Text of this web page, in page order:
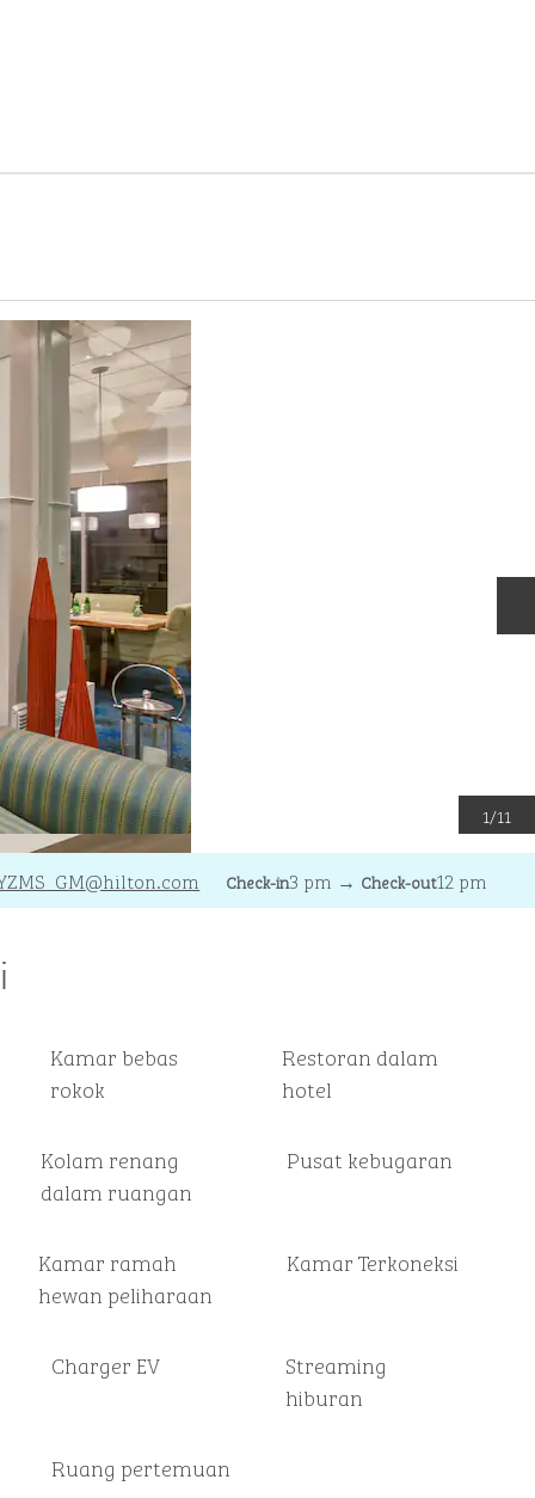
1/11
@hilton.com Check-in3 pm → Check-out12 pm
Kamar bebas
rokok
Restoran dalam
hotel
Kolam renang
dalam ruangan
Pusat kebugaran
Kamar ramah
hewan peliharaan
Kamar Terkoneksi
Charger EV
Streaming
hiburan
Ruang pertemuan